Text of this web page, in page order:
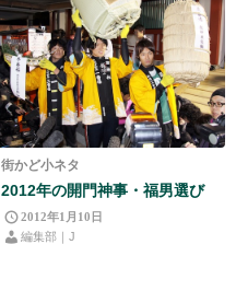
街かど小ネタ
2012年の開門神事・福男選び
2012年1月10日
編集部｜J